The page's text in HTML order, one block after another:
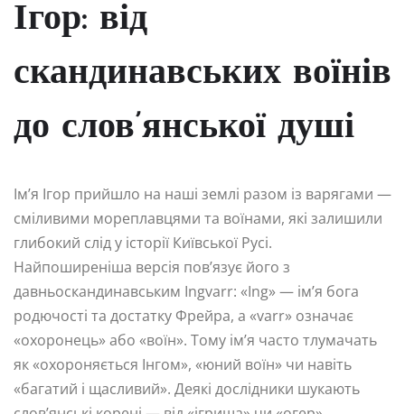
Ігор: від
скандинавських воїнів
до слов’янської душі
Ім’я Ігор прийшло на наші землі разом із варягами —
сміливими мореплавцями та воїнами, які залишили
глибокий слід у історії Київської Русі.
Найпоширеніша версія пов’язує його з
давньоскандинавським Ingvarr: «Ing» — ім’я бога
родючості та достатку Фрейра, а «varr» означає
«охоронець» або «воїн». Тому ім’я часто тлумачать
як «охороняється Інгом», «юний воїн» чи навіть
«багатий і щасливий». Деякі дослідники шукають